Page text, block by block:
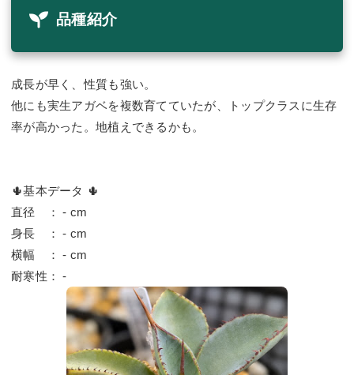
品種紹介
成長が早く、性質も強い。
他にも実生アガベを複数育てていたが、トップクラスに生存
率が高かった。地植えできるかも。
🌵基本データ 🌵
直径 ： - cm
身長 ： - cm
横幅 ： - cm
耐寒性： -